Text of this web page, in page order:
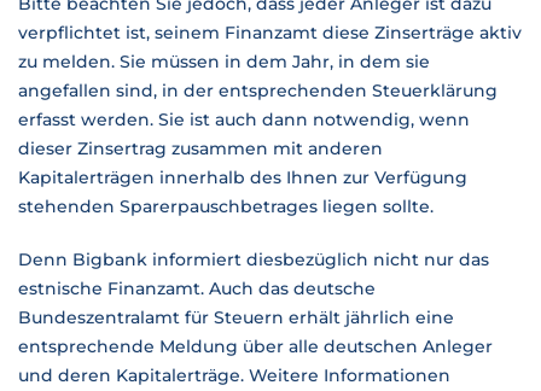
verpflichtet ist, seinem Finanzamt diese Zinserträge aktiv
zu melden. Sie müssen in dem Jahr, in dem sie
angefallen sind, in der entsprechenden Steuerklärung
erfasst werden. Sie ist auch dann notwendig, wenn
dieser Zinsertrag zusammen mit anderen
Kapitalerträgen innerhalb des Ihnen zur Verfügung
stehenden Sparerpauschbetrages liegen sollte.
Denn Bigbank informiert diesbezüglich nicht nur das
estnische Finanzamt. Auch das deutsche
Bundeszentralamt für Steuern erhält jährlich eine
entsprechende Meldung über alle deutschen Anleger
und deren Kapitalerträge. Weitere Informationen